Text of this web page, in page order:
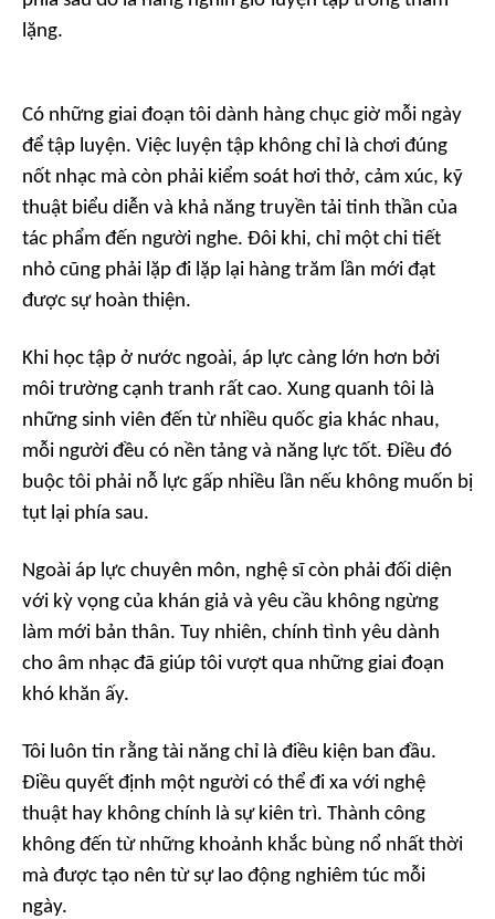
lặng.
Có những giai đoạn tôi dành hàng chục giờ mỗi ngày
để tập luyện. Việc luyện tập không chỉ là chơi đúng
nốt nhạc mà còn phải kiểm soát hơi thở, cảm xúc, kỹ
thuật biểu diễn và khả năng truyền tải tinh thần của
tác phẩm đến người nghe. Đôi khi, chỉ một chi tiết
nhỏ cũng phải lặp đi lặp lại hàng trăm lần mới đạt
được sự hoàn thiện.
Khi học tập ở nước ngoài, áp lực càng lớn hơn bởi
môi trường cạnh tranh rất cao. Xung quanh tôi là
những sinh viên đến từ nhiều quốc gia khác nhau,
mỗi người đều có nền tảng và năng lực tốt. Điều đó
buộc tôi phải nỗ lực gấp nhiều lần nếu không muốn bị
tụt lại phía sau.
Ngoài áp lực chuyên môn, nghệ sĩ còn phải đối diện
với kỳ vọng của khán giả và yêu cầu không ngừng
làm mới bản thân. Tuy nhiên, chính tình yêu dành
cho âm nhạc đã giúp tôi vượt qua những giai đoạn
khó khăn ấy.
Tôi luôn tin rằng tài năng chỉ là điều kiện ban đầu.
Điều quyết định một người có thể đi xa với nghệ
thuật hay không chính là sự kiên trì. Thành công
không đến từ những khoảnh khắc bùng nổ nhất thời
mà được tạo nên từ sự lao động nghiêm túc mỗi
ngày.